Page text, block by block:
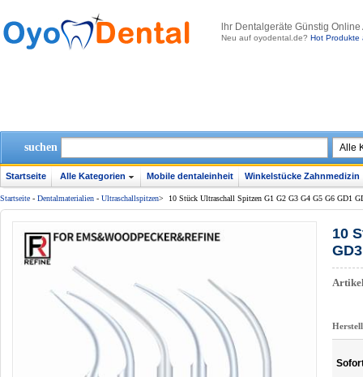
lhr Dentalgeräte Günstig
Neu auf oyodental.de? Hot Produkte
suchen
Startseite Alle Kategorien Mobile dentaleinheit Winkelstücke Zahnmedizin
Startseite - Dentalmaterialien - Ultraschallspitzen> 10 Stück Ultraschall Spitzen G1 G2 G3 G4 G5 G6 GD1
10